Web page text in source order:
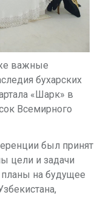
важные
бухарских
«Шарк» в
Всемирного
был принят
цели и задачи
на будущее